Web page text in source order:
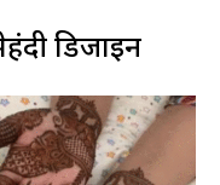
डिजाइन